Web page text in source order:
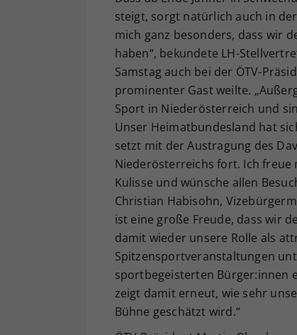
steigt, sorgt natürlich auch in
mich ganz besonders, dass wir
haben“, bekundete LH-
Samstag auch bei der ÖTV-
prominenter Gast weilte.
Sport in Niederösterreich und
Unser Heimatbundesland hat
setzt mit der Austragung des
Niederösterreichs fort. Ich freue
Kulisse und wünsche allen
Christian Habisohn,
ist eine große Freude, dass wir
damit wieder unsere Rolle als
Spitzensportveranstaltungen
sportbegeisterten Bürger:innen
zeigt damit erneut, wie sehr
Bühne geschätzt wird.“